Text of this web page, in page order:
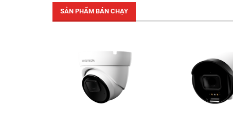
SẢN PHẨM BÁN CHẠY